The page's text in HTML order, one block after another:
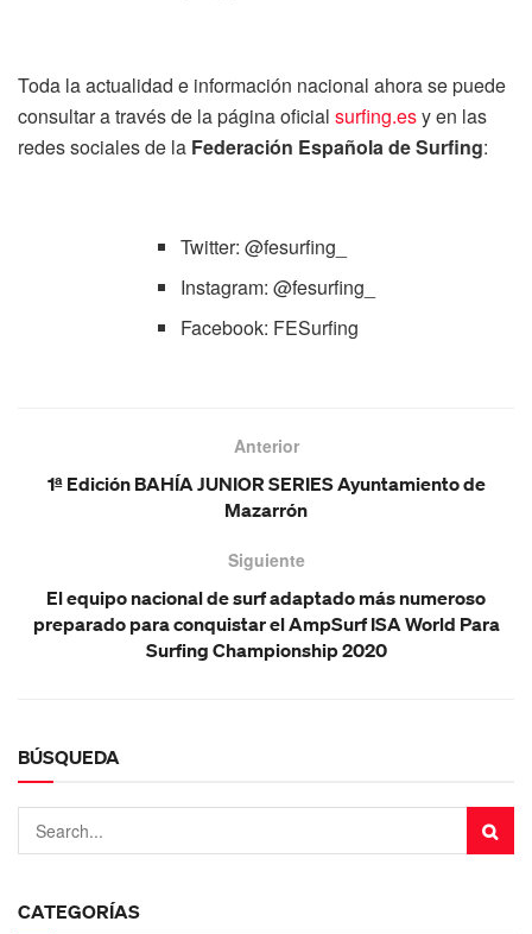
Toda la actualidad e información nacional ahora se puede
consultar a través de la página oficial surfing.esy en las
redes sociales de la Federación Española de Surfing:
Twitter: @fesurfing_
Instagram: @fesurfing_
Facebook: FESurfing
Anterior
1ª Edición BAHÍA JUNIOR SERIES Ayuntamiento de
Mazarrón
Siguiente
El equipo nacional de surf adaptado más numeroso
preparado para conquistar el AmpSurf ISA World Para
Surfing Championship 2020
BÚSQUEDA
CATEGORÍAS